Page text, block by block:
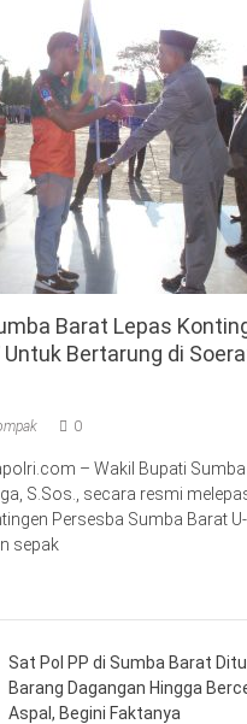
Barat Lepas
Bertarung di
0
– Wakil Bupati Sumba
S.Sos., secara resmi
Persesba Sumba Barat
sepak
Sat Pol PP di Sumba Barat
Barang Dagangan Hingga
Aspal, Begini Faktanya